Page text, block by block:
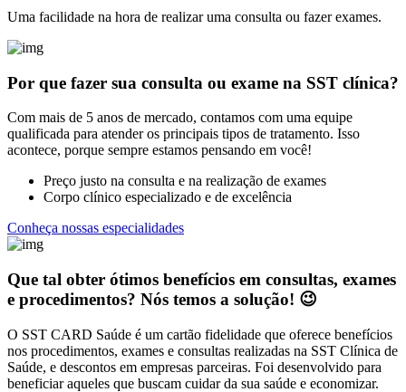
Uma facilidade na hora de realizar uma consulta ou fazer exames.
Por que fazer sua consulta ou exame na SST clínica?
Com mais de 5 anos de mercado, contamos com uma equipe
qualificada para atender os principais tipos de tratamento. Isso
acontece, porque sempre estamos pensando em você!
Preço justo na consulta e na realização de exames
Corpo clínico especializado e de excelência
Conheça nossas especialidades
Que tal obter ótimos benefícios em consultas, exames
e procedimentos? Nós temos a solução! 😉
O SST CARD Saúde é um cartão fidelidade que oferece benefícios
nos procedimentos, exames e consultas realizadas na SST Clínica de
Saúde, e descontos em empresas parceiras. Foi desenvolvido para
beneficiar aqueles que buscam cuidar da sua saúde e economizar.